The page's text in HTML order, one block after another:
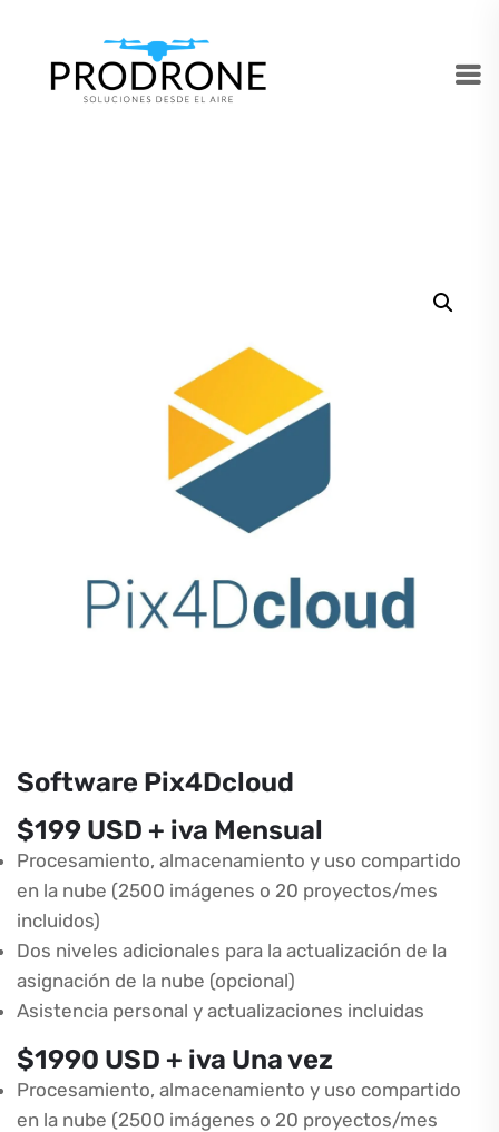
Software Pix4Dcloud
$199 USD + iva Mensual
Procesamiento, almacenamiento y uso compartido
en la nube (2500 imágenes o 20 proyectos/mes
incluidos)
Dos niveles adicionales para la actualización de la
asignación de la nube (opcional)
Asistencia personal y actualizaciones incluidas
$1990 USD + iva Una vez
Procesamiento, almacenamiento y uso compartido
en la nube (2500 imágenes o 20 proyectos/mes